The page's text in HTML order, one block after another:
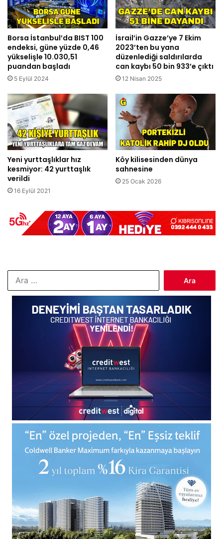
Borsa İstanbul’da BIST 100
endeksi, güne yüzde 0,46
yükselişle 10.030,51
puandan başladı
5 Eylül 2024
İsrail’in Gazze’ye 7 Ekim
2023’ten bu yana
düzenlediği saldırılarda
can kaybı 50 bin 933’e çıktı
12 Nisan 2025
Yeni yurttaşlıklar hız
kesmiyor: 42 yurttaşlık
verildi
16 Eylül 2021
Köy kilisesinden dünya
sahnesine
25 Ocak 2026